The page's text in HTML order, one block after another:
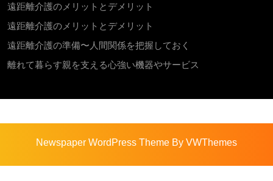
遠距離介護のメリットとデメリット
遠距離介護のメリットとデメリット
遠距離介護の準備〜人間関係を把握しておく
離れて暮らす親を支える心強い機器やサービス
Newspaper WordPress Theme By VWThemes
Up